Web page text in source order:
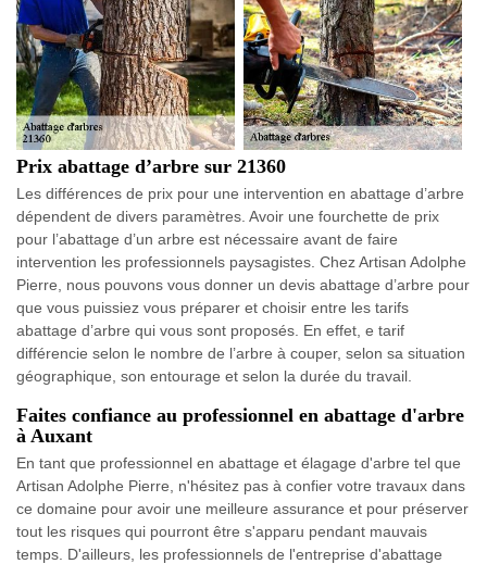
Prix abattage d’arbre sur 21360
Les différences de prix pour une intervention en abattage d’arbre
dépendent de divers paramètres. Avoir une fourchette de prix
pour l’abattage d’un arbre est nécessaire avant de faire
intervention les professionnels paysagistes. Chez Artisan Adolphe
Pierre, nous pouvons vous donner un devis abattage d’arbre pour
que vous puissiez vous préparer et choisir entre les tarifs
abattage d’arbre qui vous sont proposés. En effet, e tarif
différencie selon le nombre de l’arbre à couper, selon sa situation
géographique, son entourage et selon la durée du travail.
Faites confiance au professionnel en abattage d'arbre
à Auxant
En tant que professionnel en abattage et élagage d'arbre tel que
Artisan Adolphe Pierre, n'hésitez pas à confier votre travaux dans
ce domaine pour avoir une meilleure assurance et pour préserver
tout les risques qui pourront être s'apparu pendant mauvais
temps. D'ailleurs, les professionnels de l'entreprise d'abattage